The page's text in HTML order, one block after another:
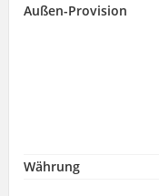
Außen-Provision
Währung